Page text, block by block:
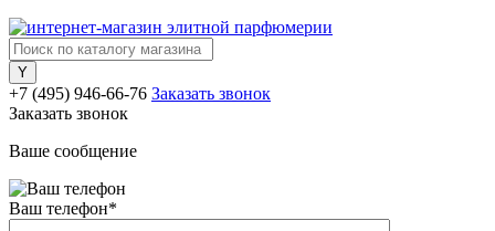
+7 (495) 946-66-76 Заказать звонок
Заказать звонок
Ваше сообщение
Ваш телефон*